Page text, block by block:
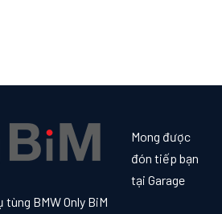
Mong được
đón tiếp bạn
tại Garage
BMW Only BiM